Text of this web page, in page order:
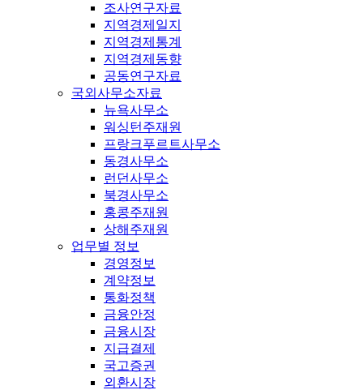
조사연구자료
지역경제일지
지역경제통계
지역경제동향
공동연구자료
국외사무소자료
뉴욕사무소
워싱턴주재원
프랑크푸르트사무소
동경사무소
런던사무소
북경사무소
홍콩주재원
상해주재원
업무별 정보
경영정보
계약정보
통화정책
금융안정
금융시장
지급결제
국고증권
외환시장